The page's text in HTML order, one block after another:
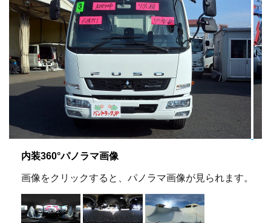
内装360°パノラマ画像
画像をクリックすると、パノラマ画像が見られます。